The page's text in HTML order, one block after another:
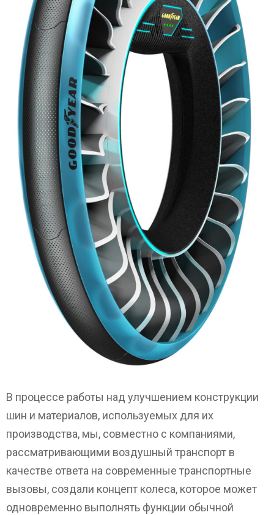
В процессе работы над улучшением конструкции
шин и материалов, используемых для их
производства, мы, совместно с компаниями,
рассматривающими воздушный транспорт в
качестве ответа на современные транспортные
вызовы, создали концепт колеса, которое может
одновременно выполнять функции обычной